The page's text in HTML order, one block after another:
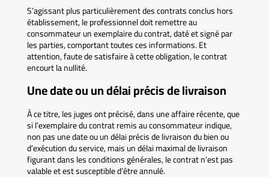
S’agissant plus particulièrement des contrats conclus hors
établissement, le professionnel doit remettre au
consommateur un exemplaire du contrat, daté et signé par
les parties, comportant toutes ces informations. Et
attention, faute de satisfaire à cette obligation, le contrat
encourt la nullité.
Une date ou un délai précis de livraison
À ce titre, les juges ont précisé, dans une affaire récente, que
si l’exemplaire du contrat remis au consommateur indique,
non pas une date ou un délai précis de livraison du bien ou
d’exécution du service, mais un délai maximal de livraison
figurant dans les conditions générales, le contrat n’est pas
valable et est susceptible d’être annulé.